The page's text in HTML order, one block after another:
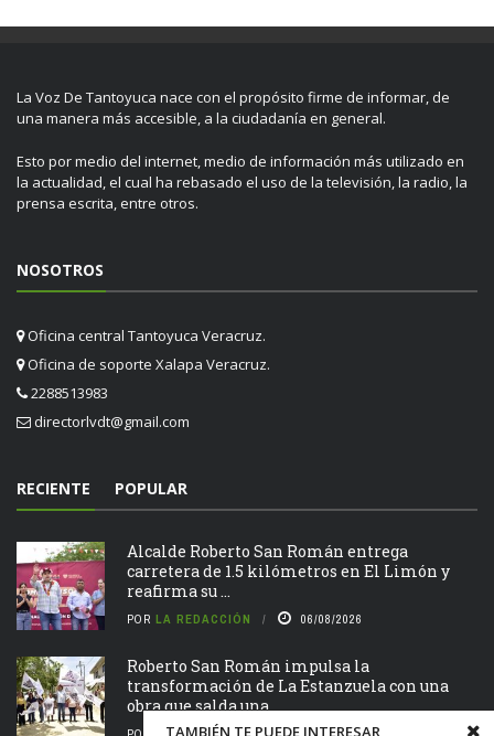
TAMBIÉN TE PUEDE INTERESAR
La Voz De Tantoyuca nace con el propósito firme de informar, de
una manera más accesible, a la ciudadanía en general.
Esto por medio del internet, medio de información más utilizado en
la actualidad, el cual ha rebasado el uso de la televisión, la radio, la
prensa escrita, entre otros.
NOSOTROS
Oficina central Tantoyuca Veracruz.
Oficina de soporte Xalapa Veracruz.
2288513983
directorlvdt@gmail.com
RECIENTE POPULAR
Alcalde Roberto San Román entrega
carretera de 1.5 kilómetros en El Limón y
reafirma su ...
POR LA REDACCIÓN 06/08/2026
Roberto San Román impulsa la
transformación de La Estanzuela con una
obra que salda una ...